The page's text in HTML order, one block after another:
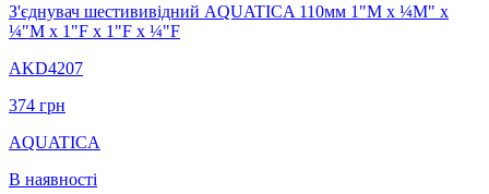
З'єднувач шестививідний AQUATICA 110мм 1"М x ¼М" x
¼"М x 1"F x 1"F x ¼"F
AKD4207
374 грн
AQUATICA
В наявності